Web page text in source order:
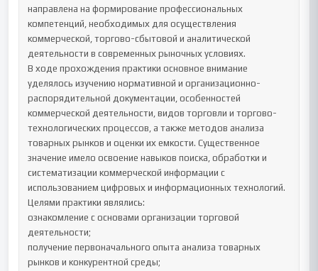
направлена на формирование профессиональных
компетенций, необходимых для осуществления
коммерческой, торгово-сбытовой и аналитической
деятельности в современных рыночных условиях.
В ходе прохождения практики основное внимание
уделялось изучению нормативной и организационно-
распорядительной документации, особенностей
коммерческой деятельности, видов торговли и торгово-
технологических процессов, а также методов анализа
товарных рынков и оценки их емкости. Существенное
значение имело освоение навыков поиска, обработки и
систематизации коммерческой информации с
использованием цифровых и информационных технологий.
Целями практики являлись:
ознакомление с основами организации торговой
деятельности;
получение первоначального опыта анализа товарных
рынков и конкурентной среды;